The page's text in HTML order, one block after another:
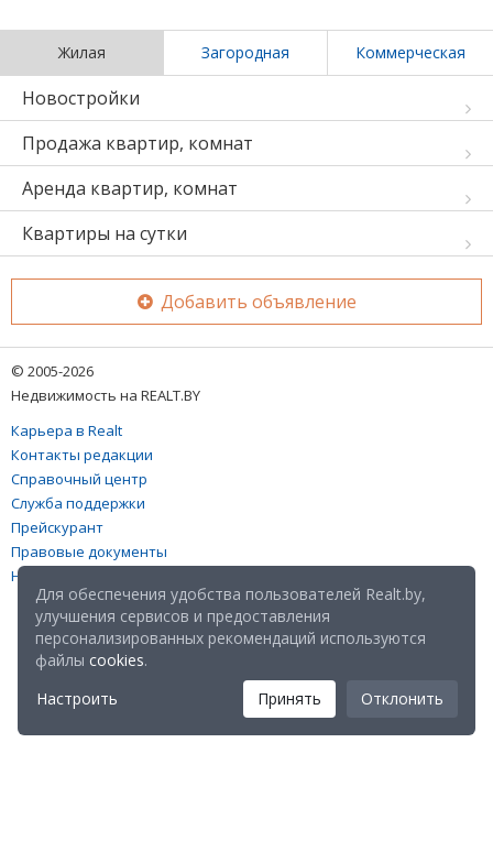
Жилая Загородная Коммерческая
Новостройки
Продажа квартир, комнат
Аренда квартир, комнат
Квартиры на сутки
Добавить объявление
© 2005-2026
Недвижимость на REALT.BY
Карьера в Realt
Контакты редакции
Справочный центр
Служба поддержки
Прейскурант
Правовые документы
Настройка файлов cookies
Для обеспечения удобства пользователей Realt.by,
улучшения сервисов и предоставления
персонализированных рекомендаций используются
файлы cookies.
Настроить
Принять Отклонить